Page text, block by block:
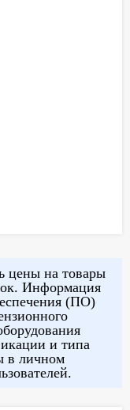
цены на товары
Информация
(ПО)
и типа
в личном